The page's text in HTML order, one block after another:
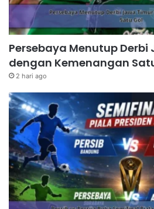
Persebaya Menutup Derbi
dengan Kemenangan
2 hari ago